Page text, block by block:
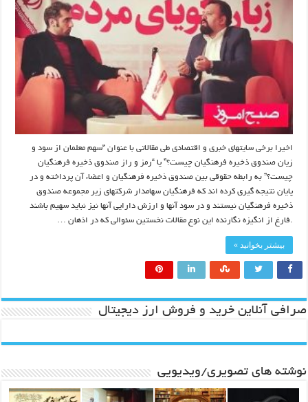
اخیرا برخی سایتهای خبری و اقتصادی طی مقالاتی با عنوان “سهم معلمان از سود و
زیان صندوق ذخیره فرهنگیان چیست؟” یا “رمز و راز صندوق ذخیره فرهنگیان
چیست؟” به رابطه حقوقی بین صندوق ذخیره فرهنگیان و اعضاء آن پرداخته و در
پایان نتیجه گیری کرده اند که فرهنگیان سهامدار شرکتهای زیر مجموعه صندوق
ذخیره فرهنگیان نیستند و در سود آنها و ارزش دارایی آنها نیز نباید سهیم باشند
.فارغ از انگیزه نگارنده این نوع مقالات نخستین سئوالی که در اذهان …
بیشتر بخوانید »
صرافی آنلاین خرید و فروش ارز دیجیتال
نوشته های تصویری/ویدیویی